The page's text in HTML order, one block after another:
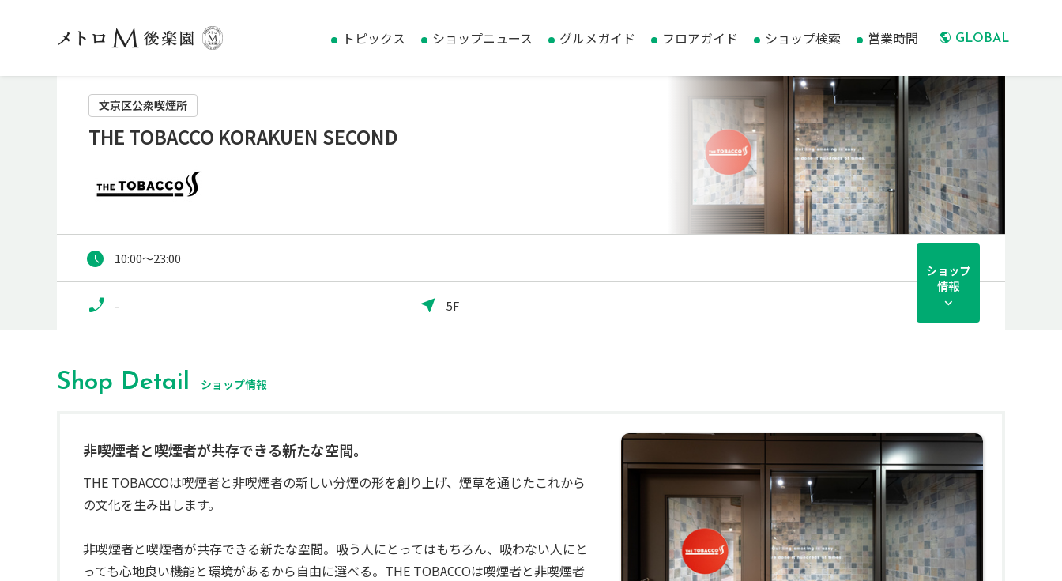
GLOBAL
トピックス ショップニュース グルメガイド フロアガイド ショップ検索 営業時間
文京区公衆喫煙所
THE TOBACCO KORAKUEN SECOND
10:00～23:00
- 5F
ショップ
情報
Shop Detail ショップ情報
非喫煙者と喫煙者が共存できる新たな空間。
THE TOBACCOは喫煙者と非喫煙者の新しい分煙の形を創り上げ、煙草を通じたこれから
の文化を生み出します。
非喫煙者と喫煙者が共存できる新たな空間。吸う人にとってはもちろん、吸わない人にと
っても心地良い機能と環境があるから自由に選べる。THE TOBACCOは喫煙者と非喫煙者